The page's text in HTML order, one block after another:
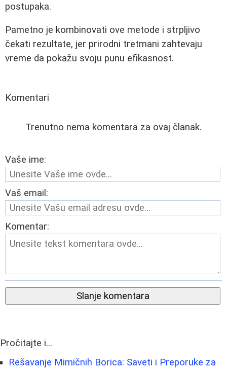
postupaka.
Pametno je kombinovati ove metode i strpljivo
čekati rezultate, jer prirodni tretmani zahtevaju
vreme da pokažu svoju punu efikasnost.
Komentari
Trenutno nema komentara za ovaj članak.
Vaše ime:
Vaš email:
Komentar:
Slanje komentara
Pročitajte i...
Rešavanje Mimičnih Borica: Saveti i Preporuke za